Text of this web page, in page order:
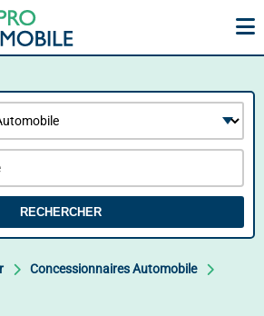
RECHERCHER
Concessionnaires Automobile